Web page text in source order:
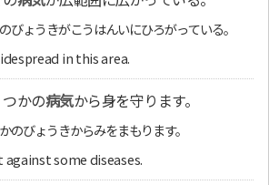
びょうきがこうはんいにひろがっている。
in this area.
かの病気から身を守ります。
のびょうきからみをまもります。
some diseases.